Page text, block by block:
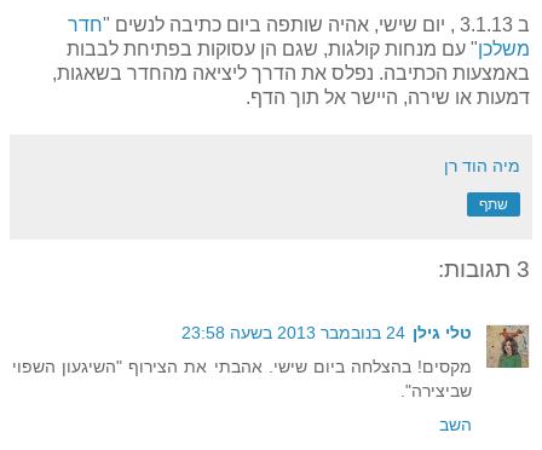
ב 3.1.13 , יום שישי, אהיה שותפה ביום כתיבה לנשים "
חדר
משלכן" עם מנחות קולגות, שגם הן עסוקות בפתיחת לבבות
באמצעות הכתיבה. נפלס את הדרך ליציאה מהחדר בשאגות,
דמעות או שירה, היישר אל תוך הדף.
מיה הוד רן
שתף
3 תגובות:
טלי גילן 24 בנובמבר 2013 בשעה 23:58
מקסים! בהצלחה ביום שישי. אהבתי את הצירוף "השיגעון השפוי
שביצירה".
השב